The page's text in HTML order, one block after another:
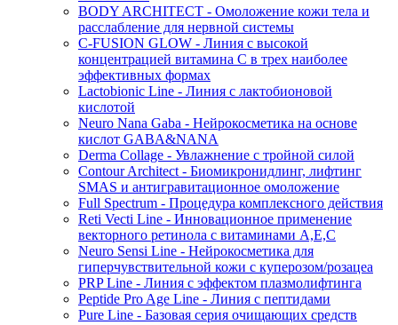
BODY ARCHITECT - Омоложение кожи тела и
расслабление для нервной системы
C-FUSION GLOW - Линия с высокой
концентрацией витамина C в трех наиболее
эффективных формах
Lactobionic Line - Линия с лактобионовой
кислотой
Neuro Nana Gaba - Нейрокосметика на основе
кислот GABA&NANA
Derma Collage - Увлажнение с тройной силой
Contour Architect - Биомикронидлинг, лифтинг
SMAS и антигравитационное омоложение
Full Spectrum - Процедура комплексного действия
Reti Vecti Line - Инновационное применение
векторного ретинола с витаминами A,Е,С
Neuro Sensi Line - Нейрокосметика для
гиперчувствительной кожи с куперозом/розацеа
PRP Line - Линия с эффектом плазмолифтинга
Peptide Pro Age Line - Линия с пептидами
Pure Line - Базовая серия очищающих средств